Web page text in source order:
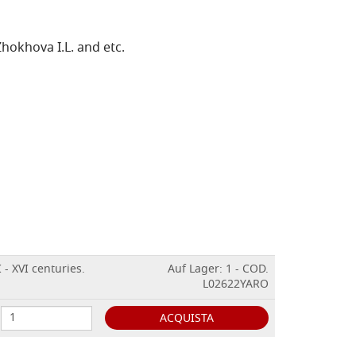
I.L. and etc.
XVI centuries.
Auf Lager: 1 - COD.
L02622YARO
ACQUISTA